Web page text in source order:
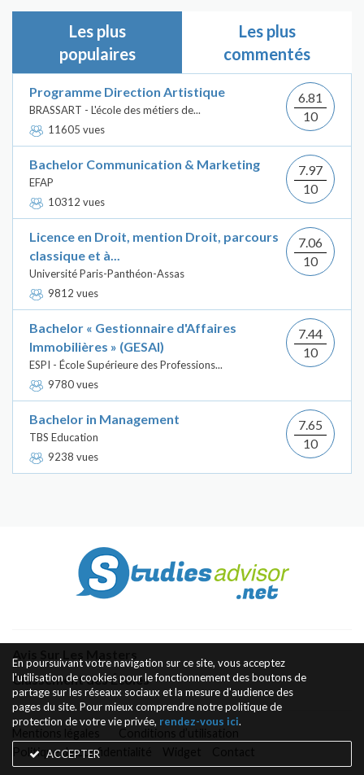
Les plus
populaires
Les plus
commentés
Programme Direction Artistique
BRASSART - L'école des métiers de...
11605 vues
6.81
10
Bachelor Communication & Marketing
EFAP
10312 vues
7.97
10
Licence en Droit, mention Droit, parcours
classique et à...
Université Paris-Panthéon-Assas
9812 vues
7.06
10
Bachelor « Gestionnaire d'Affaires
Immobilières » (GESAI)
ESPI - École Supérieure des Professions...
9780 vues
7.44
10
Bachelor in Management
TBS Education
9238 vues
7.65
10
Classement des Écoles
Politique de confidentialité
En poursuivant votre navigation sur ce site, vous acceptez
l'utilisation de cookies pour le fonctionnement des boutons de
partage sur les réseaux sociaux et la mesure d'audience des
pages du site. Pour mieux comprendre notre politique de
protection de votre vie privée, rendez-vous ici.
ACCEPTER